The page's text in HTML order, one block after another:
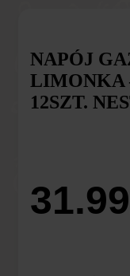
NAPÓJ
LIMONKA
12SZT.
31.99